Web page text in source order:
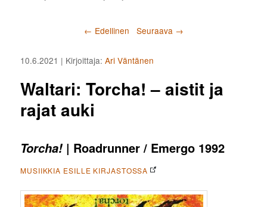
Artikkelien selaus
← Edellinen Seuraava →
Waltari: Torcha! – aistit ja
rajat auki
10.6.2021 | Kirjoittaja:Ari Väntänen
Torcha! | Roadrunner / Emergo 1992
MUSIIKKIA ESILLE KIRJASTOSSA